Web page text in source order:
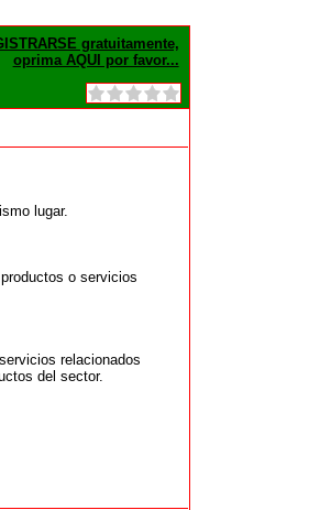
gratuitamente,
oprima AQUI por favor...
lugar.
o servicios
relacionados
del sector.